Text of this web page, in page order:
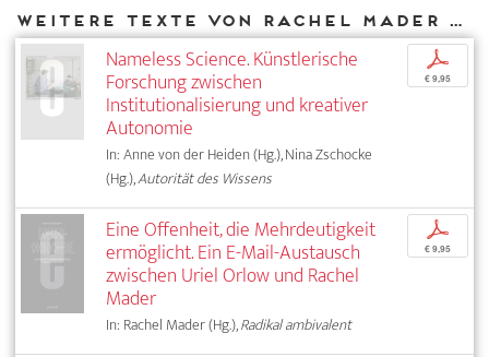
Weitere Texte von Rachel Mader bei DIAPHANES
Nameless Science. Künstlerische
Forschung zwischen
Institutionalisierung und kreativer
Autonomie
In: Anne von der Heiden (Hg.), Nina Zschocke
(Hg.),Autorität des Wissens
p
€ 9,95
Eine Offenheit, die Mehrdeutigkeit
ermöglicht. Ein E-Mail-Austausch
zwischen Uriel Orlow und Rachel
Mader
In: Rachel Mader (Hg.),Radikal ambivalent
p
€ 9,95